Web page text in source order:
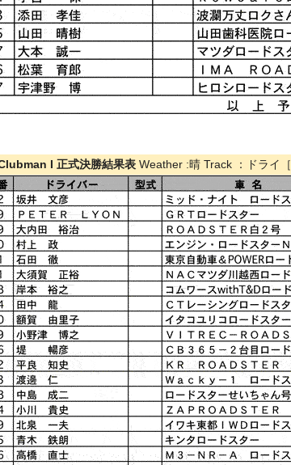
I 正式決勝結果表 Weather :晴 Track ：ドライ［